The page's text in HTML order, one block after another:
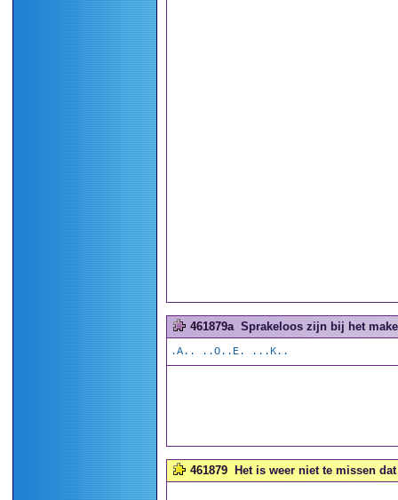
461879a Sprakeloos zijn bij het
.A.. ..O..E. ...K..
461879 Het is weer niet te missen